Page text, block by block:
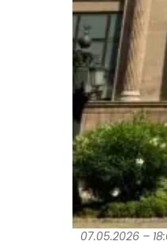
07.05.2026 –